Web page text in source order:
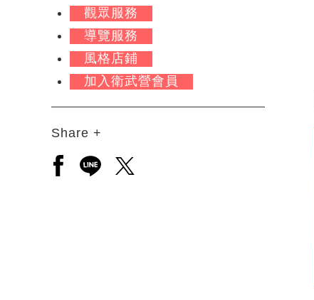
觀眾服務
導覽服務
風格店鋪
加入衛武營會員
Share +
另開新視窗分享至facebook
另開新視窗分享至line
另開新視窗分享至twitter